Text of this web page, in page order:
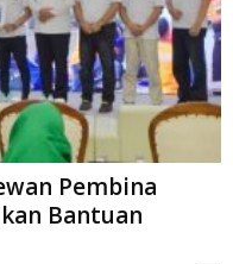
Pembina
Bantuan